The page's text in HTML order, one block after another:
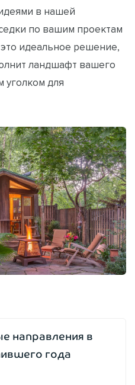
в нашей
по вашим проектам
идеальное решение,
ландшафт вашего
уголком для
направления в
года